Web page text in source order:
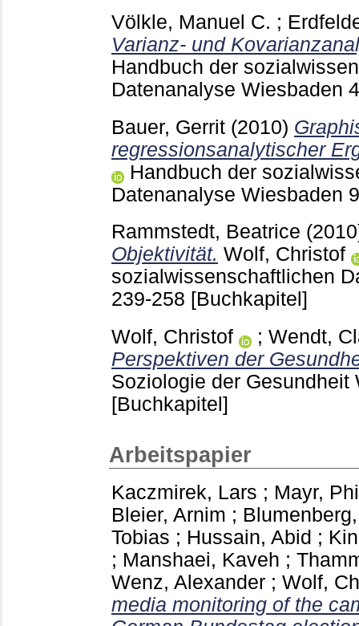
Völkle, Manuel C. ;
Varianz- und
Handbuch der
Datenanalyse Wiesbaden
Bauer, Gerrit (2010)
regressionsanalytischer
Handbuch der
Datenanalyse Wiesbaden
Rammstedt, Beatrice
Objektivität. Wolf, Christof
sozialwissenschaftlichen
239-258 [Buchkapitel]
Wolf, Christof
; Wendt,
Perspektiven der
Soziologie der
[Buchkapitel]
Arbeitspapier
Kaczmirek, Lars ; Mayr,
Bleier, Arnim ;
Tobias ; Hussain, Abid ;
; Manshaei, Kaveh ;
Wenz, Alexander ; Wolf,
media monitoring of the